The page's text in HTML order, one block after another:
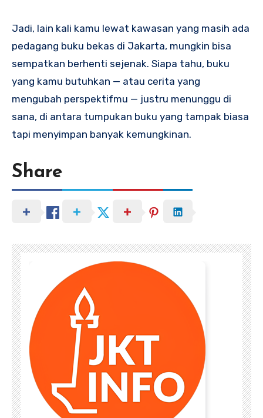
Jadi, lain kali kamu lewat kawasan yang masih ada
pedagang buku bekas di Jakarta, mungkin bisa
sempatkan berhenti sejenak. Siapa tahu, buku
yang kamu butuhkan — atau cerita yang
mengubah perspektifmu — justru menunggu di
sana, di antara tumpukan buku yang tampak biasa
tapi menyimpan banyak kemungkinan.
Share